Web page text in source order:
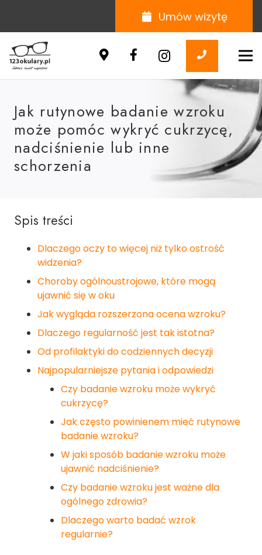
Umów wizytę
Jak rutynowe badanie wzroku
może pomóc wykryć cukrzycę,
nadciśnienie lub inne
schorzenia
Spis treści
Dlaczego oczy to więcej niż tylko ostrość
widzenia?
Choroby ogólnoustrojowe, które mogą
ujawnić się w oku
Jak wygląda rozszerzona ocena wzroku?
Dlaczego regularność jest tak istotna?
Od profilaktyki do codziennych decyzji
Najpopularniejsze pytania i odpowiedzi
Czy badanie wzroku może wykryć
cukrzycę?
Jak często powinienem mieć rutynowe
badanie wzroku?
W jaki sposób badanie wzroku może
ujawnić nadciśnienie?
Czy badanie wzroku jest ważne dla
ogólnego zdrowia?
Dlaczego warto badać wzrok
regularnie?